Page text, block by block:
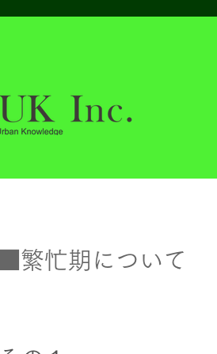
​■繁忙期について